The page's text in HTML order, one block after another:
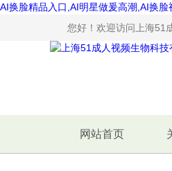
AI换脸精品入口,AI明星做爰高潮,AI换
您好！欢迎访问上海51
网站首页